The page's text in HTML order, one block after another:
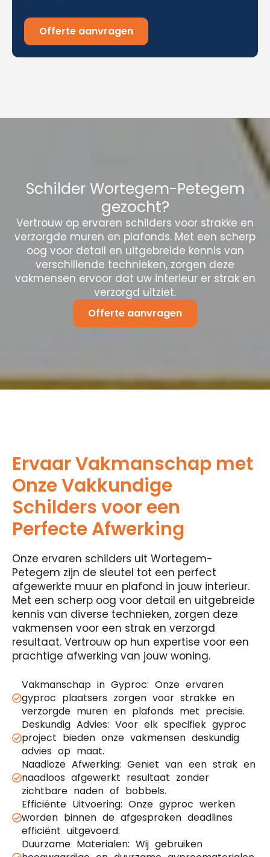
Offerte aanvragen
Schilder Wortegem-Petegem
gezocht?
Vertrouw op ervaren schilders voor strakke en
verzorgde muren en plafonds. Met een scherp
oog voor detail en uitgebreide kennis van
verschillende technieken, zorgen deze
vakmensen ervoor dat uw interieur er strak en
verzorgd uitziet.
Offerte aanvragen
Ervaar Vakmanschap met
Onze Vakkundige
Schilders voor een
Perfecte Afwerking
Onze ervaren schilders uit Wortegem-
Petegem zijn de sleutel tot een perfect
afgewerkte muur en plafond in jouw interieur.
Met een scherp oog voor detail en uitgebreide
kennis van diverse technieken, zorgen deze
vakmensen voor een strak en verzorgd
resultaat. Vertrouw op hun expertise voor een
prachtige afwerking van jouw woning.
Vakmanschap in Gyproc: Onze ervaren
gyproc plaatsers zorgen voor strakke en
verzorgde muren en plafonds met precisie.
Deskundig Advies: Voor elk specifiek gyproc
project bieden onze vakmensen deskundig
advies op maat.
Naadloze Afwerking: Geniet van een strak en
naadloos afgewerkt resultaat zonder
zichtbare naden of bobbels.
Efficiënte Uitvoering: Onze gyproc werken
worden binnen de afgesproken deadlines
efficiënt uitgevoerd.
Duurzame Materialen: Wij gebruiken